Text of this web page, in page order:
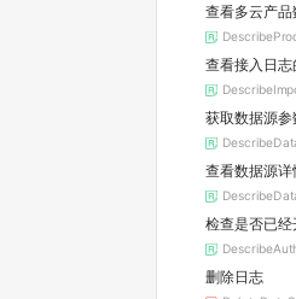
查看多云产品
查看接入日志
获取数据源参
查看数据源详
检查是否已
删除日志